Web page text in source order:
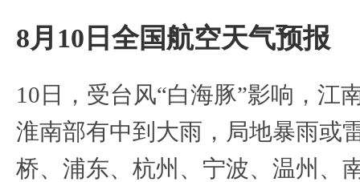
8月10日全国航空天气预报
10日，受台风“白海豚”影响，江
淮南部有中到大雨，局地暴雨或
桥、浦东、杭州、宁波、温州、